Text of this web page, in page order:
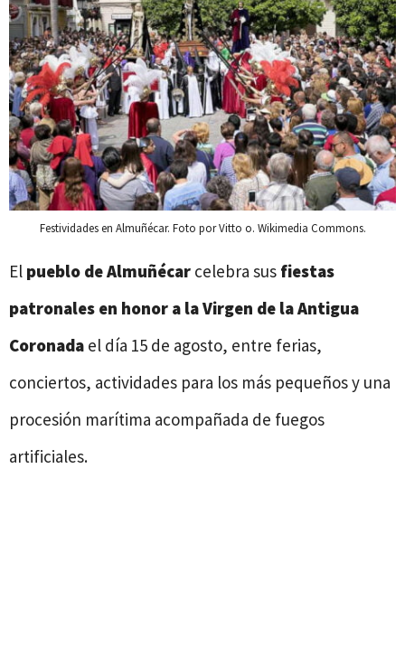
Festividades en Almuñécar. Foto por Vitto o. Wikimedia Commons.
El pueblo de Almuñécar celebra sus fiestas
patronales en honor a la Virgen de la Antigua
Coronada el día 15 de agosto, entre ferias,
conciertos, actividades para los más pequeños y una
procesión marítima acompañada de fuegos
artificiales.